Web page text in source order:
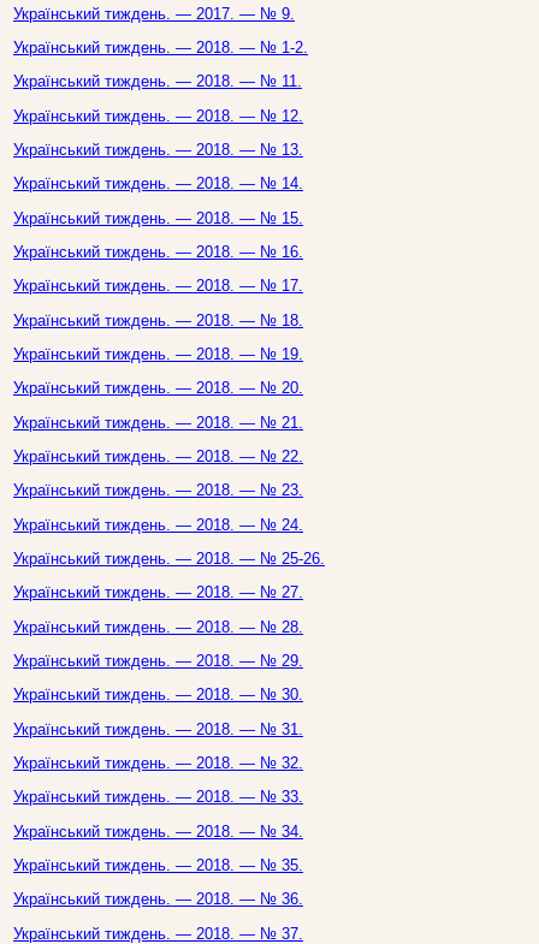
Український тиждень. — 2017. — № 9.
Український тиждень. — 2018. — № 1-2.
Український тиждень. — 2018. — № 11.
Український тиждень. — 2018. — № 12.
Український тиждень. — 2018. — № 13.
Український тиждень. — 2018. — № 14.
Український тиждень. — 2018. — № 15.
Український тиждень. — 2018. — № 16.
Український тиждень. — 2018. — № 17.
Український тиждень. — 2018. — № 18.
Український тиждень. — 2018. — № 19.
Український тиждень. — 2018. — № 20.
Український тиждень. — 2018. — № 21.
Український тиждень. — 2018. — № 22.
Український тиждень. — 2018. — № 23.
Український тиждень. — 2018. — № 24.
Український тиждень. — 2018. — № 25-26.
Український тиждень. — 2018. — № 27.
Український тиждень. — 2018. — № 28.
Український тиждень. — 2018. — № 29.
Український тиждень. — 2018. — № 30.
Український тиждень. — 2018. — № 31.
Український тиждень. — 2018. — № 32.
Український тиждень. — 2018. — № 33.
Український тиждень. — 2018. — № 34.
Український тиждень. — 2018. — № 35.
Український тиждень. — 2018. — № 36.
Український тиждень. — 2018. — № 37.